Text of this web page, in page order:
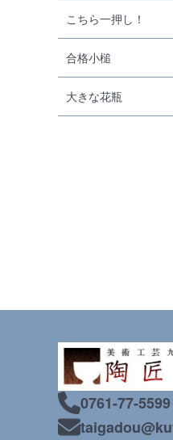
こちら一押し！
合格小槌
大きな花瓶
0761-77-5599